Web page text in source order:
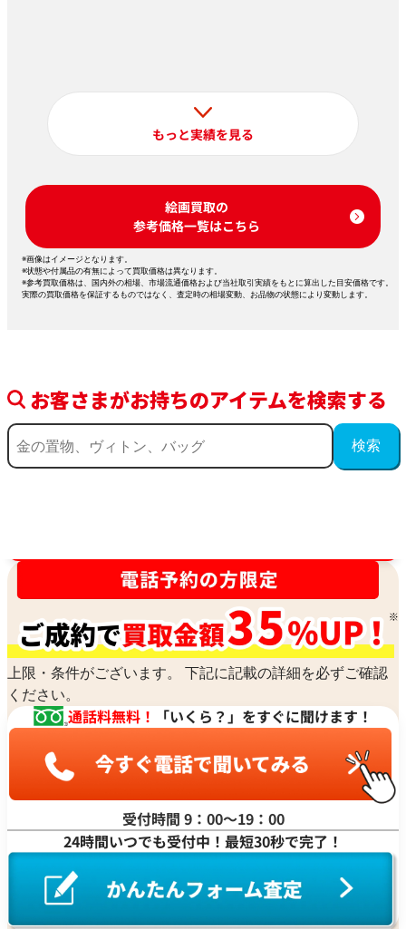
もっと実績を見る
絵画買取の
参考価格一覧はこちら
※画像はイメージとなります。
※状態や付属品の有無によって買取価格は異なります。
※参考買取価格は、国内外の相場、市場流通価格および当社取引実績をもとに算出した目安価格です。
実際の買取価格を保証するものではなく、査定時の相場変動、お品物の状態により変動します。
お客さまがお持ちのアイテムを検索する
上限・条件がございます。 下記に記載の詳細を必ずご確認
ください。
通話料無料！ 「いくら？」をすぐに聞けます！
受付時間 9：00〜19：00
24時間いつでも受付中！最短30秒で完了！